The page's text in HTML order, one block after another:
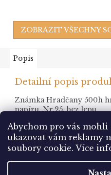
Abychom pro vás mohli
ukazovat vám reklamy
soubory cookie. Více
ZOBRAZIT VŠECHNY
Popis
Detailní popis
Známka Hradčany 500h
papíru, Nr.25, bez lepu